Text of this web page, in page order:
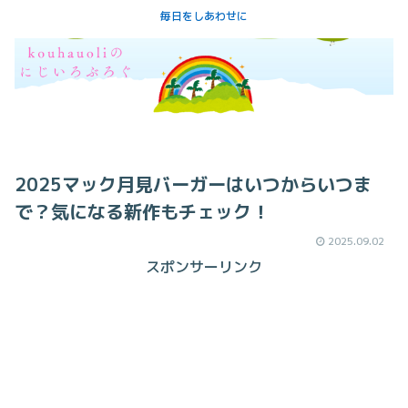
毎日をしあわせに
2025マック月見バーガーはいつからいつま
で？気になる新作もチェック！
2025.09.02
スポンサーリンク